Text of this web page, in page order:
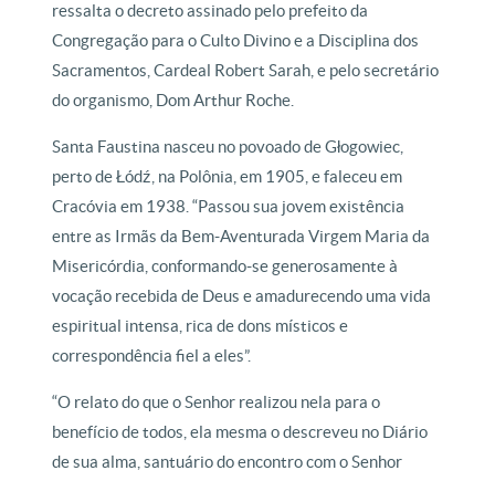
ressalta o decreto assinado pelo prefeito da
Congregação para o Culto Divino e a Disciplina dos
Sacramentos, Cardeal Robert Sarah, e pelo secretário
do organismo, Dom Arthur Roche.
Santa Faustina nasceu no povoado de Głogowiec,
perto de Łódź, na Polônia, em 1905, e faleceu em
Cracóvia em 1938. “Passou sua jovem existência
entre as Irmãs da Bem-Aventurada Virgem Maria da
Misericórdia, conformando-se generosamente à
vocação recebida de Deus e amadurecendo uma vida
espiritual intensa, rica de dons místicos e
correspondência fiel a eles”.
“O relato do que o Senhor realizou nela para o
benefício de todos, ela mesma o descreveu no Diário
de sua alma, santuário do encontro com o Senhor